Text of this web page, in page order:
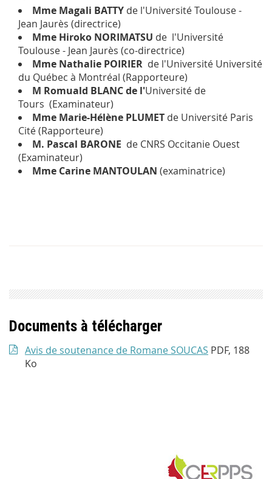
Mme Magali BATTY de l'Université Toulouse -
Jean Jaurès (directrice)
Mme Hiroko NORIMATSU de l'Université
Toulouse - Jean Jaurès (co-directrice)
Mme Nathalie POIRIER de l'Université Université
du Québec à Montréal (Rapporteure)
M Romuald BLANC de l'Université de
Tours (Examinateur)
Mme Marie-Hélène PLUMET de Université Paris
Cité (Rapporteure)
M. Pascal BARONE de CNRS Occitanie Ouest
(Examinateur)
Mme Carine MANTOULAN (examinatrice)
Documents à télécharger
Avis de soutenance de Romane SOUCAS PDF, 188
Ko